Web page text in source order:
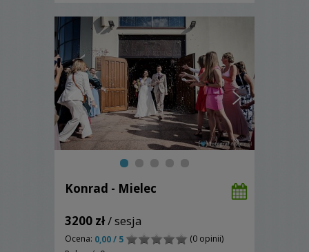
Konrad - Mielec
3200 zł/ sesja
Ocena: 0,00 / 5
(0 opinii)